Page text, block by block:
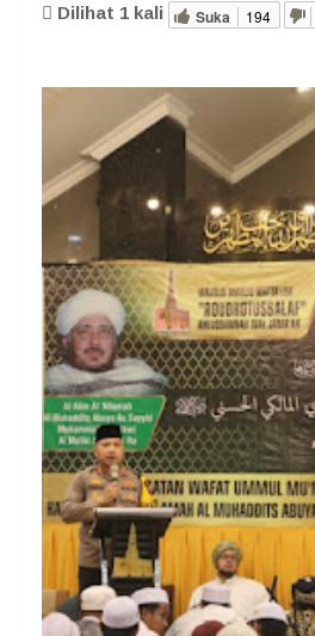
Dilihat 1 kali Suka 194